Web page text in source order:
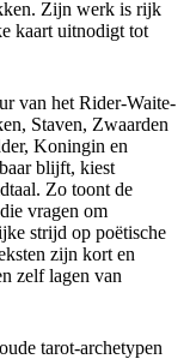
Zijn werk is rijk
kaart uitnodigt tot
van het Rider-Waite-
Staven, Zwaarden
Koningin en
blijft, kiest
Zo toont de
vragen om
strijd op poëtische
zijn kort en
zelf lagen van
tarot-archetypen